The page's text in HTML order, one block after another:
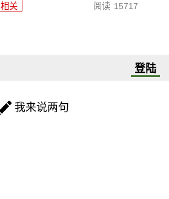
相关 阅读 15717
登陆
我来说两句